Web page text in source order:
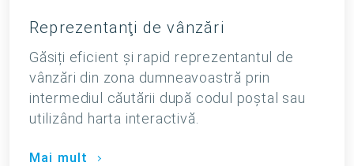
Reprezentanţi de vânzări
Găsiți eficient și rapid reprezentantul de
vânzări din zona dumneavoastră prin
intermediul căutării după codul poştal sau
utilizând harta interactivă.
Mai mult